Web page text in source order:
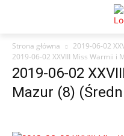
Strona główna
2019-06-02
2019-06-02 XXVIII Miss Warmii i
2019-06-02
Mazur (8)